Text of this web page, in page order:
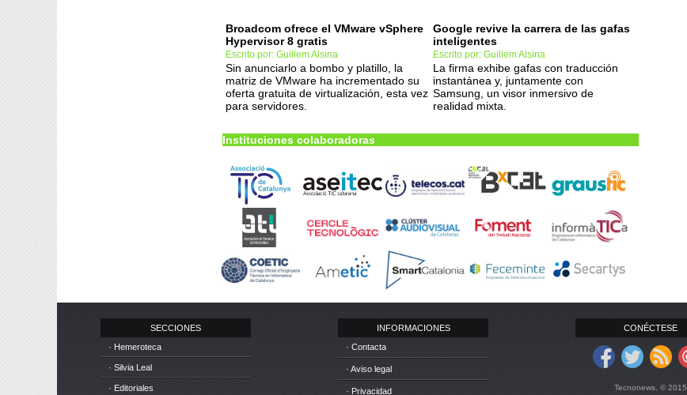
Broadcom ofrece el VMware vSphere
Hypervisor 8 gratis
Escrito por: Guillem Alsina
Sin anunciarlo a bombo y platillo, la
matriz de VMware ha incrementado su
oferta gratuita de virtualización, esta vez
para servidores.
Google revive la carrera de las gafas
inteligentes
Escrito por: Guillem Alsina
La firma exhibe gafas con traducción
instantánea y, juntamente con
Samsung, un visor inmersivo de
realidad mixta.
Instituciones colaboradoras
SECCIONES
· Hemeroteca
· Silvia Leal
· Editoriales
INFORMACIONES
· Contacta
· Aviso legal
· Privacidad
CONÉCTESE
Tecnonews. © 2015